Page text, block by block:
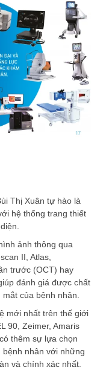
Thị Xuân tự hào là
hệ thống trang thiết
ảnh thông qua
II, Atlas,
trước (OCT) hay
đánh giá được chất
của bệnh nhân.
mới nhất trên thế giới
90, Zeimer, Amaris
thêm sự lựa chọn
nhân với những
và chính xác nhất.